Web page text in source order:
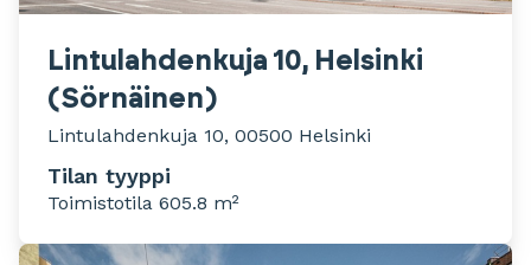
Lintulahdenkuja 10, Helsinki
(Sörnäinen)
Lintulahdenkuja 10, 00500 Helsinki
Tilan tyyppi
Toimistotila 605.8 m²